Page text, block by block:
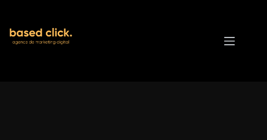
contenu